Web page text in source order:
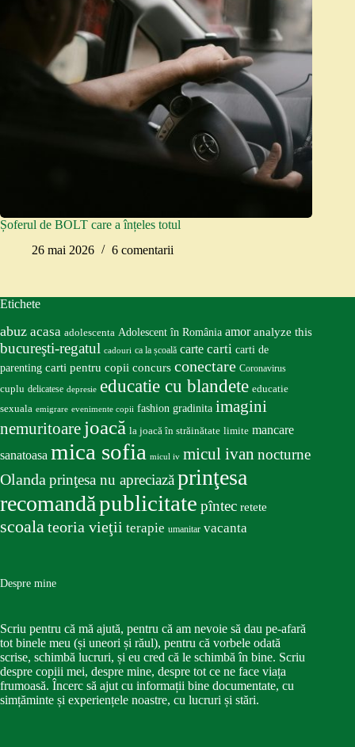
Șoferul de BOLT care a înțeles totul
26 mai 2026
6 comentarii
Etichete
abuz acasa adolescenta Adolescent în România amor analyze this
bucureşti-regatul cadouri ca la școală carte carti carti de
parenting carti pentru copii concurs conectare Coronavirus
cuplu delicatese depresie educatie cu blandete educatie
sexuala emigrare evenimente copii fashion gradinita imagini
nemuritoare joacă la joacă în străinătate limite mancare
sanatoasa mica sofia micul iv micul ivan nocturne
Olandaprinţesa nu apreciazăprinţesa
recomandăpublicitate pîntec retete
scoalateoria vieţii terapie umanitar vacanta
Despre mine
Scriu pentru că mă ajută, pentru că am nevoie să dau pe-afară
tot binele meu (și uneori și răul), pentru că vorbele odată
scrise, schimbă lucruri, și eu cred că le schimbă în bine. Scriu
despre copiii mei, despre mine, despre tot ce ne face viața
frumoasă. Încerc să ajut cu informații bine documentate, cu
simțăminte și experiențele noastre, cu lucruri și stări.